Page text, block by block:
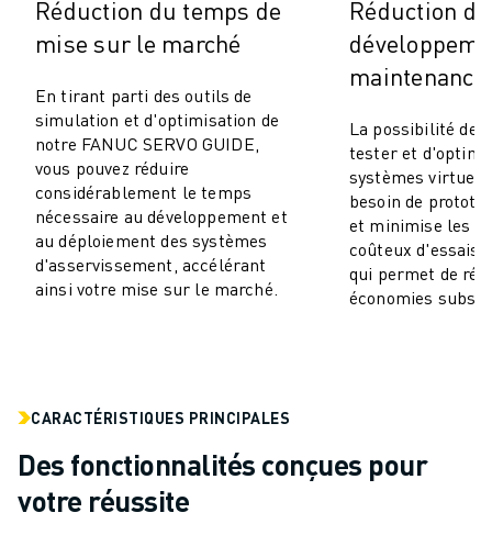
MACHINES D'ÉLECTROÉROSION PAR FIL
ROBOCUT MACHINES D'ÉLECTROÉROSION À FIL
ROBOCUT MATÉRIEL
LOGICIEL ROBOCUT
ROBOCUT MAINTENANCE PRÉVENTIVE
DURABILITÉ DU ROBOCUT
SOLUTIONS IIOT
SOLUTIONS POUR L'USINE INTELLIGENTE
DES SOLUTIONS D'USINE INTELLIGENTE POUR AMÉLIORER
TOUTES LES INDUSTRIES
AÉROSPATIALE
VÉHICULES ÉLECTRIQUES
Réduction du temps de
mise sur le marché
En tirant parti des outils de
simulation et d'optimisation de
notre FANUC SERVO GUIDE,
vous pouvez réduire
considérablement le temps
nécessaire au développement et
au déploiement des systèmes
d'asservissement, accélérant
ainsi votre mise sur le marché.
Réduction
maintenance
La possibilité de
tester et
systèmes
besoin de
et minimise les
coûteux d'essais
qui permet de
économies
CARACTÉRISTIQUES PRINCIPALES
Des fonctionnalités conçues pour
votre réussite